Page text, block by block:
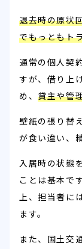
退去時の原状
でもっともト
通常の個人契
すが、借り上
め、貸主や管
壁紙の張り替
が食い違い、
入居時の状態
ことは基本で
上、担当者に
ます。
また、国土交